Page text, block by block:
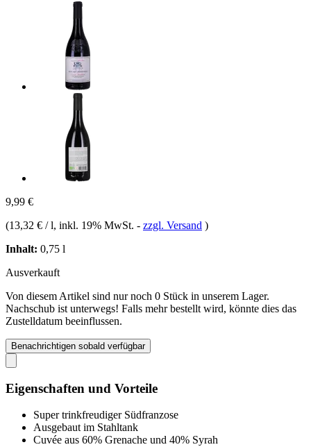
9,99 €
(13,32 € / l, inkl. 19% MwSt. - zzgl. Versand )
Inhalt: 0,75 l
Ausverkauft
Von diesem Artikel sind nur noch 0 Stück in unserem Lager.
Nachschub ist unterwegs! Falls mehr bestellt wird, könnte dies das
Zustelldatum beeinflussen.
Benachrichtigen sobald verfügbar
Eigenschaften und Vorteile
Super trinkfreudiger Südfranzose
Ausgebaut im Stahltank
Cuvée aus 60% Grenache und 40% Syrah